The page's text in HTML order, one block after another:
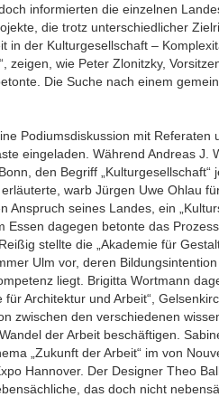
informierten die einzelnen
die trotz unterschiedlicher
in der Kulturgesellschaft –
zeigen, wie Peter Zlonitzky,
Die Suche nach einem
Podiumsdiskussion mit Referaten
eingeladen. Während Andreas J.
den Begriff „Kulturgesellschaft“
warb Jürgen Uwe Ohlau
Anspruch seines Landes, ein
Essen dagegen betonte das
stellte die „Akademie für
Ulm vor, deren
liegt. Brigitta Wortmann
Architektur und Arbeit“,
zwischen den verschiedenen
der Arbeit beschäftigen.
„Zukunft der Arbeit“ im von
Hannover. Der Designer Theo
das doch nicht